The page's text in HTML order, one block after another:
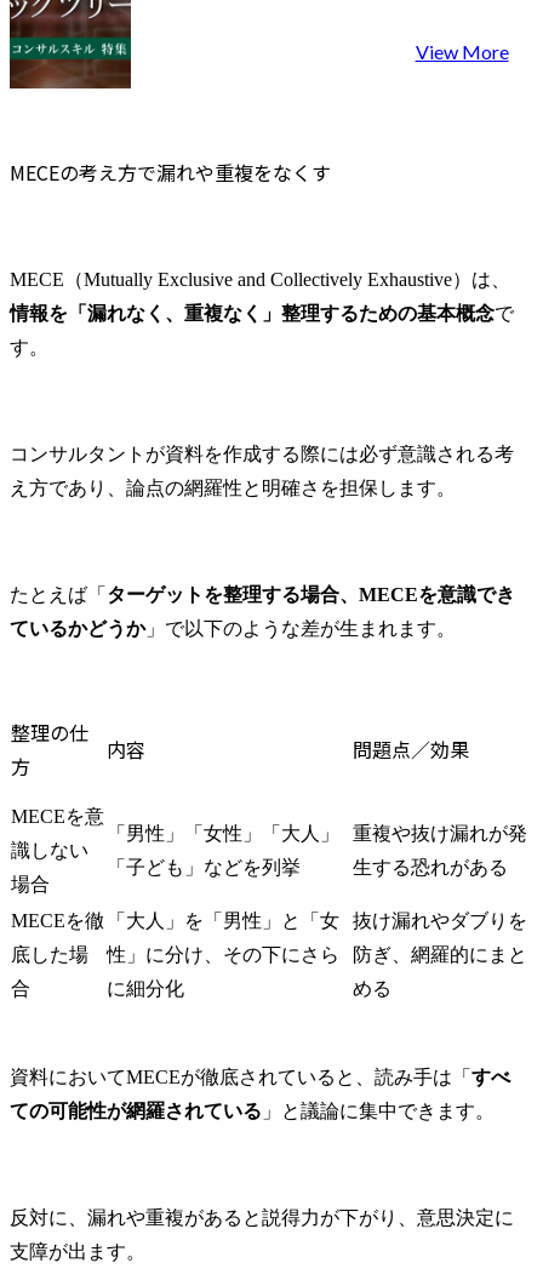
View More
MECEの考え方で漏れや重複をなくす
MECE（Mutually Exclusive and Collectively Exhaustive）は、
情報を「漏れなく、重複なく」整理するための基本概念で
す。
コンサルタントが資料を作成する際には必ず意識される考
え方であり、論点の網羅性と明確さを担保します。
たとえば「 ターゲットを整理する場合、MECEを意識でき
ているかどうか」で以下のような差が生まれます。
整理の仕
方
内容 問題点／効果
MECEを意
識しない
場合
「男性」「女性」「大人」
「子ども」などを列挙
重複や抜け漏れが発
生する恐れがある
MECEを徹
底した場
合
「大人」を「男性」と「女
性」に分け、その下にさら
に細分化
抜け漏れやダブりを
防ぎ、網羅的にまと
める
資料においてMECEが徹底されていると、読み手は「 すべ
ての可能性が網羅されている 」と議論に集中できます。
反対に、漏れや重複があると説得力が下がり、意思決定に
支障が出ます。